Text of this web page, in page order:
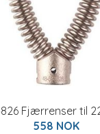
Fjærrenser til
558 NOK